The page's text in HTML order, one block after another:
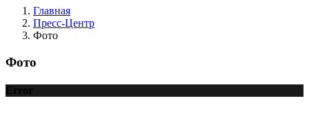
Главная
Пресс-Центр
Фото
Фото
Error